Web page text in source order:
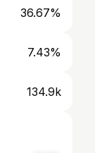
36.67%
7.43%
134.9k